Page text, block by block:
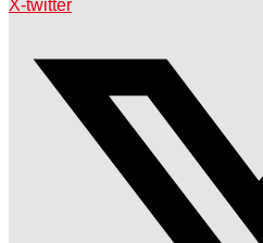
X-twitter